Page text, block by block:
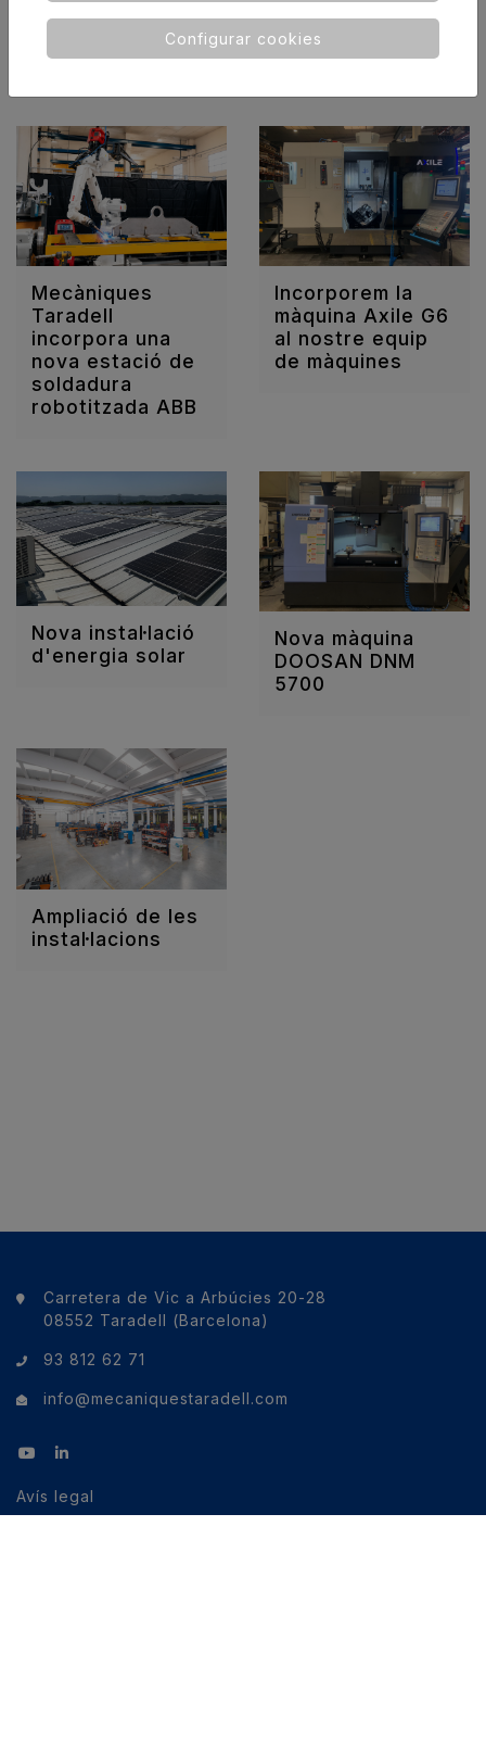
Mecàniques
Taradell
incorpora una
nova estació de
soldadura
robotitzada ABB
Incorporem la
màquina Axile G6
al nostre equip
de màquines
Nova instal·lació
d'energia solar
Nova màquina
DOOSAN DNM
5700
Ampliació de les
instal·lacions
Carretera de Vic a Arbúcies 20-28
08552 Taradell (Barcelona)
93 812 62 71
info@mecaniquestaradell.com
Avís legal
Configurar cookies